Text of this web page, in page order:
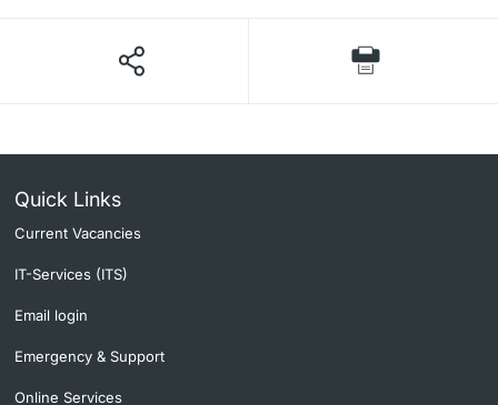
Quick Links
Current Vacancies
IT-Services (ITS)
Email login
Emergency & Support
Online Services